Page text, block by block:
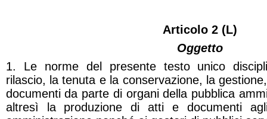
Articolo 2 (L)
Oggetto
1. Le norme del presente testo unico
rilascio, la tenuta e la conservazione, la
documenti da parte di organi della pubblica
altresì la produzione di atti e documenti